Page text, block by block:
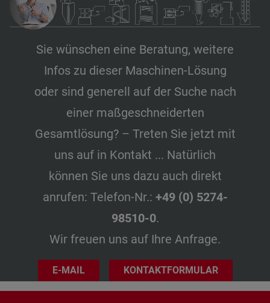
Sie wünschen eine Beratung, weitere
Infos zu dieser Maschinen-Lösung
oder sind generell auf der Suche nach
einer maßgeschneiderten
Gesamtlösung? – Treten Sie jetzt mit
uns auf in Kontakt ... Natürlich
können Sie uns dazu auch direkt
anrufen: Telefon-Nr.: +49 (0) 5274-
98510-0.
Wir freuen uns auf Ihre Anfrage.
E-MAIL KONTAKTFORMULAR